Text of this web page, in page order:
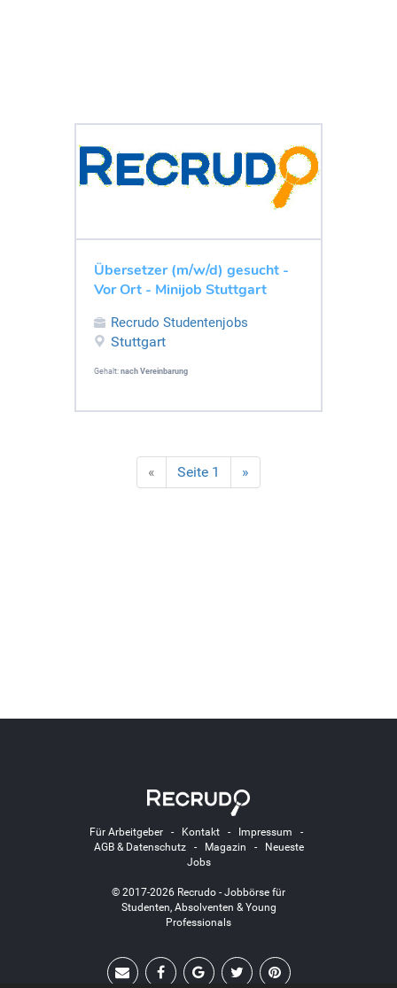
Übersetzer (m/w/d) gesucht -
Vor Ort - Minijob Stuttgart
Recrudo Studentenjobs
Stuttgart
Gehalt: nach Vereinbarung
« Seite 1 »
Für Arbeitgeber- Kontakt- Impressum -
AGB & Datenschutz- Magazin -
Neueste
Jobs
© 2017-2026 Recrudo - Jobbörse für
Studenten, Absolventen & Young
Professionals